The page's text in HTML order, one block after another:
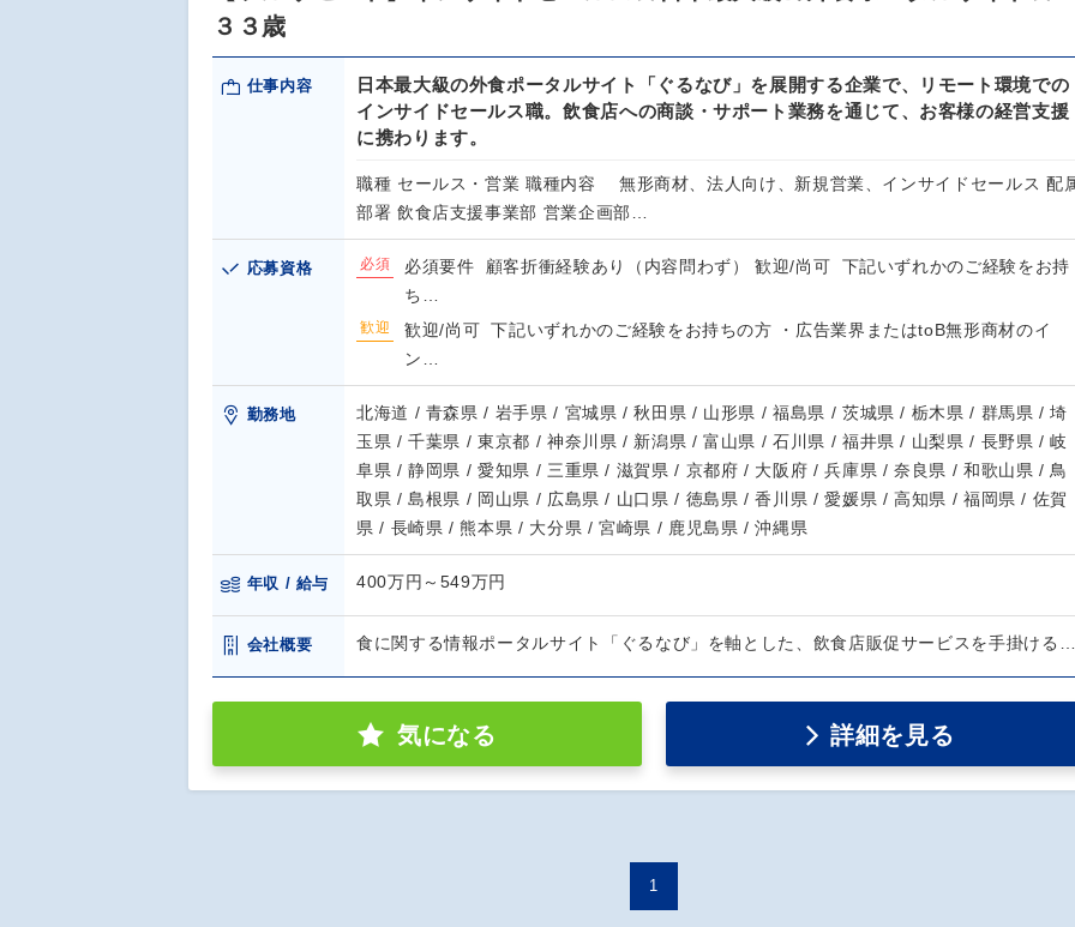
３３歳
仕事内容
日本最大級の外食ポータルサイト「ぐるなび」を展開する企業で、リモート環境での
インサイドセールス職。飲食店への商談・サポート業務を通じて、お客様の経営支援
に携わります。
職種 セールス・営業 職種内容 無形商材、法人向け、新規営業、インサイドセールス 配
部署 飲食店支援事業部 営業企画部…
応募資格 必須
必須要件 顧客折衝経験あり（内容問わず） 歓迎/尚可 下記いずれかのご経験をお持
ち…
歓迎
歓迎/尚可 下記いずれかのご経験をお持ちの方 ・広告業界またはtoB無形商材のイ
ン…
勤務地
北海道 / 青森県 / 岩手県 / 宮城県 / 秋田県 / 山形県 / 福島県 / 茨城県 / 栃木県 / 群馬県 / 埼
玉県 / 千葉県 / 東京都 / 神奈川県 / 新潟県 / 富山県 / 石川県 / 福井県 / 山梨県 / 長野県 / 岐
阜県 / 静岡県 / 愛知県 / 三重県 / 滋賀県 / 京都府 / 大阪府 / 兵庫県 / 奈良県 / 和歌山県 / 鳥
取県 / 島根県 / 岡山県 / 広島県 / 山口県 / 徳島県 / 香川県 / 愛媛県 / 高知県 / 福岡県 / 佐賀
県 / 長崎県 / 熊本県 / 大分県 / 宮崎県 / 鹿児島県 / 沖縄県
年収 / 給与 400万円～549万円
会社概要 食に関する情報ポータルサイト「ぐるなび」を軸とした、飲食店販促サービスを手掛ける
気になる 詳細を見る
1